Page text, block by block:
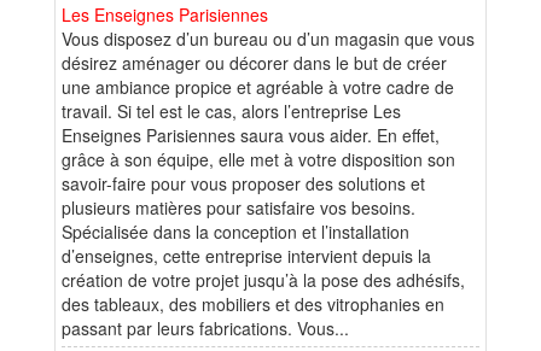
Les Enseignes Parisiennes
Vous disposez d’un bureau ou d’un magasin que vous
désirez aménager ou décorer dans le but de créer
une ambiance propice et agréable à votre cadre de
travail. Si tel est le cas, alors l’entreprise Les
Enseignes Parisiennes saura vous aider. En effet,
grâce à son équipe, elle met à votre disposition son
savoir-faire pour vous proposer des solutions et
plusieurs matières pour satisfaire vos besoins.
Spécialisée dans la conception et l’installation
d’enseignes, cette entreprise intervient depuis la
création de votre projet jusqu’à la pose des adhésifs,
des tableaux, des mobiliers et des vitrophanies en
passant par leurs fabrications. Vous...